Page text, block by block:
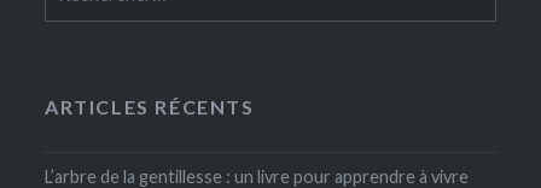
ARTICLES RÉCENTS
L’arbre de la gentillesse : un livre pour apprendre à vivre